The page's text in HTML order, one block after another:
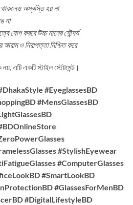
থাকলেও অস্বস্তি হয় না
না
যোগ করবে উচ্চ মানের সৌন্দর্য
ও নিরাপত্তা নিশ্চিত করে
এটি একটি স্টাইল স্টেটমেন্ট।
#EyeglassesBD
#MensGlassesBD
#StylishEyewear
#ComputerGlasses
#SmartLookBD
#GlassesForMenBD
#DigitalLifestyleBD